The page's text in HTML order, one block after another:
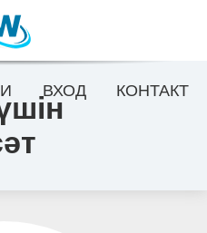
ВХОД КОНТАКТ